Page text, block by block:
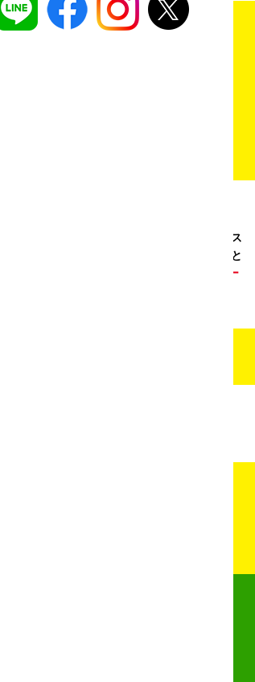
。ガソリンス
タンドや整備工場の既存インフラを活用すること
リー